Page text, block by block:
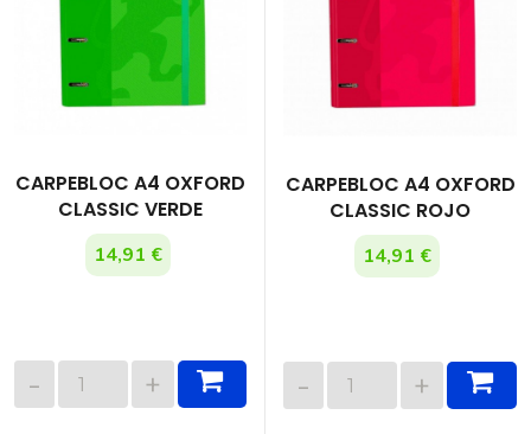
CARPEBLOC A4 OXFORD
CLASSIC VERDE
14,91 €
CARPEBLOC A4 OXFORD
CLASSIC ROJO
14,91 €